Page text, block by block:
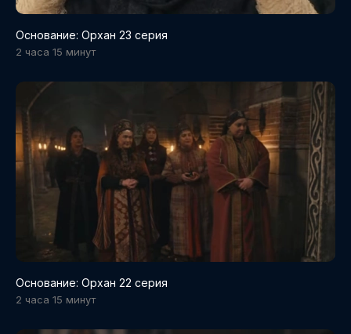
Основание: Орхан 23 серия
2 часа 15 минут
Основание: Орхан 22 серия
2 часа 15 минут